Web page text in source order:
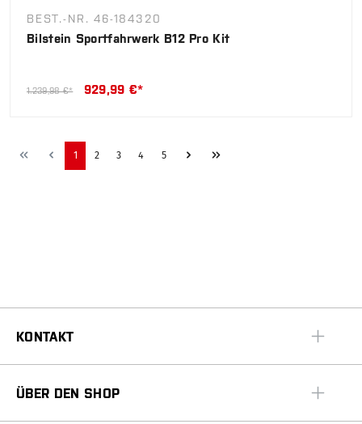
BEST.-NR. 46-184320
Bilstein Sportfahrwerk B12 Pro Kit
1.239,98 €* 929,99 €*
1 2 3 4 5
KONTAKT
ÜBER DEN SHOP